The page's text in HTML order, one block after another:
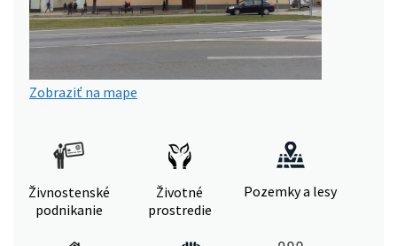
Zobraziť na mape
Živnostenské
podnikanie
Životné
prostredie
Pozemky a lesy